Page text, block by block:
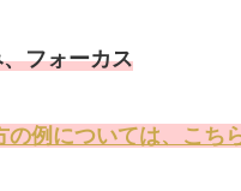
フォーカス
の例については、こち